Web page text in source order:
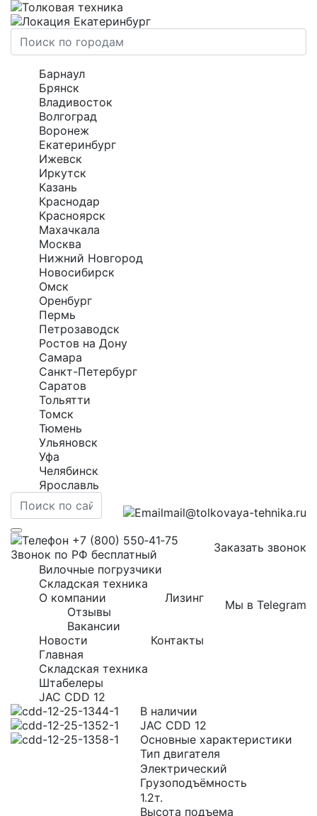
Екатеринбург
Барнаул
Брянск
Владивосток
Волгоград
Воронеж
Екатеринбург
Ижевск
Иркутск
Казань
Краснодар
Красноярск
Махачкала
Москва
Нижний Новгород
Новосибирск
Омск
Оренбург
Пермь
Петрозаводск
Ростов на Дону
Самара
Санкт-Петербург
Саратов
Тольятти
Томск
Тюмень
Ульяновск
Уфа
Челябинск
Ярославль
mail@tolkovaya-tehnika.ru
+7 (800) 550‑41‑75
Звонок по РФ бесплатный
Заказать звонок
Вилочные погрузчики
Складская техника
О компании
Отзывы
Вакансии
Лизинг
Новости Контакты
Мы в Telegram
Главная
Складская техника
Штабелеры
JAC CDD 12
В наличии
JAC CDD 12
Основные характеристики
Тип двигателя
Электрический
Грузоподъёмность
1.2т.
Высота подъема